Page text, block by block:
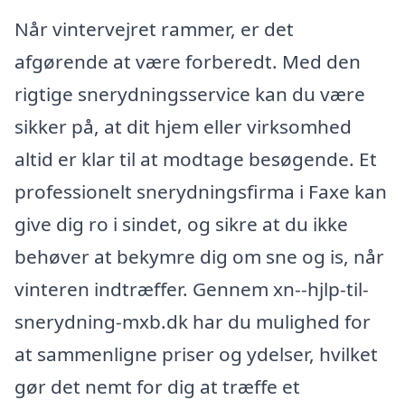
Når vintervejret rammer, er det
afgørende at være forberedt. Med den
rigtige snerydningsservice kan du være
sikker på, at dit hjem eller virksomhed
altid er klar til at modtage besøgende. Et
professionelt snerydningsfirma i Faxe kan
give dig ro i sindet, og sikre at du ikke
behøver at bekymre dig om sne og is, når
vinteren indtræffer. Gennem xn--hjlp-til-
snerydning-mxb.dk har du mulighed for
at sammenligne priser og ydelser, hvilket
gør det nemt for dig at træffe et